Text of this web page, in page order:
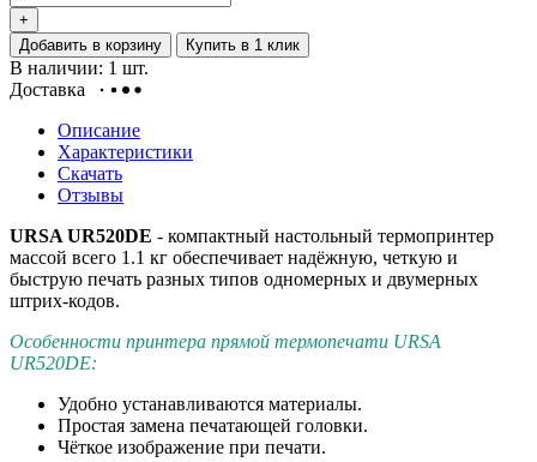
+
Добавить в корзину
Купить в 1 клик
В наличии: 1 шт.
Доставка
Описание
Характеристики
Скачать
Отзывы
URSA UR520DE - компактный настольный термопринтер
массой всего 1.1 кг обеспечивает надёжную, четкую и
быструю печать разных типов одномерных и двумерных
штрих-кодов.
Особенности принтера прямой термопечати URSA
UR520DE:
Удобно устанавливаются материалы.
Простая замена печатающей головки.
Чёткое изображение при печати.